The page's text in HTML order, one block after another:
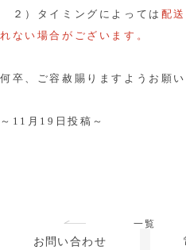
２）タイミングによっては 配
れない場合がございます。
何卒、ご容赦賜りますようお願い
～11月19日投稿～
一覧
お問い合わせ